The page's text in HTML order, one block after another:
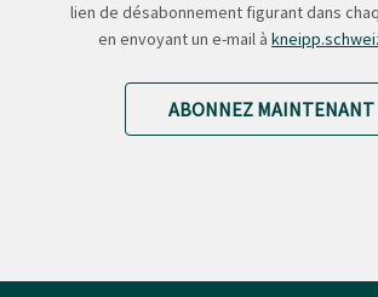
lien de désabonnement figurant dans
en envoyant un e-mail à
ABONNEZ MAINTENANT